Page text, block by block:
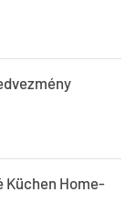
Küchen Home-